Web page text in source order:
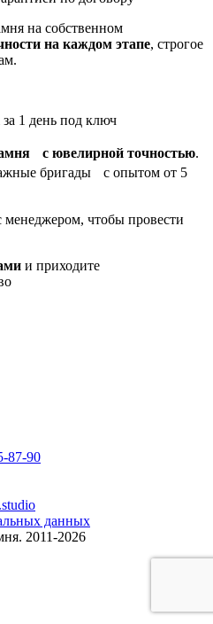
на собственном
на каждом этапе, строгое
1 день под ключ
с ювелирной точностью.
бригады с опытом от 5
менеджером, чтобы провести
и приходите
87-90
данных
2011-2026